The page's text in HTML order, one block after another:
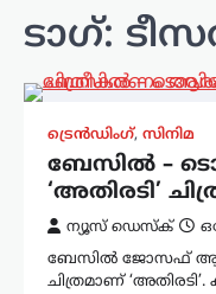
ടാഗ്:
ട്രെൻഡിംഗ്, സിനിമ
ബേസിൽ –
‘അതിരടി’
ന്യൂസ് ഡെസ്ക്
ബേസില്‍ ജോസഫ്
ചിത്രമാണ്